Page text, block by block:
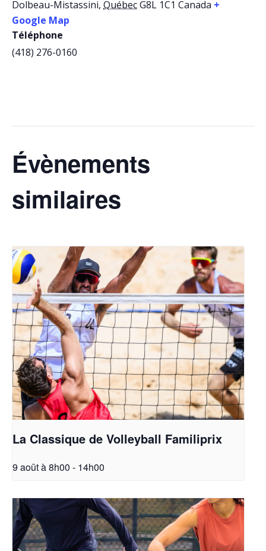
Dolbeau-Mistassini, QuébecG8L 1C1 Canada +
Google Map
Téléphone
(418) 276-0160
Évènements
similaires
La Classique de Volleyball Familiprix
9 août à 8h00 - 14h00